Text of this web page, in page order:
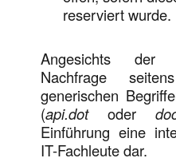
reserviert wurde.
Angesichts der
Nachfrage
generischen
(api.dotoder
Einführung eine
IT-Fachleute dar.